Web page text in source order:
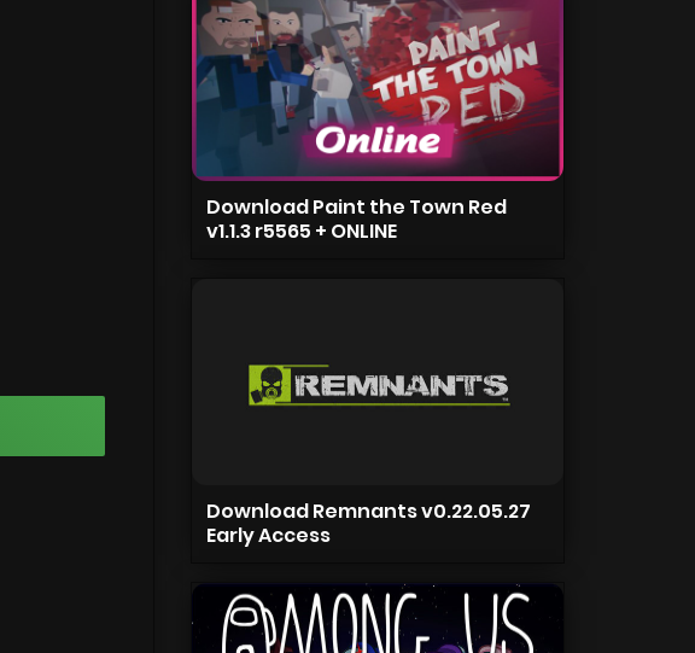
Download Paint the Town Red
v1.1.3 r5565 + ONLINE
Download Remnants v0.22.05.27
Early Access